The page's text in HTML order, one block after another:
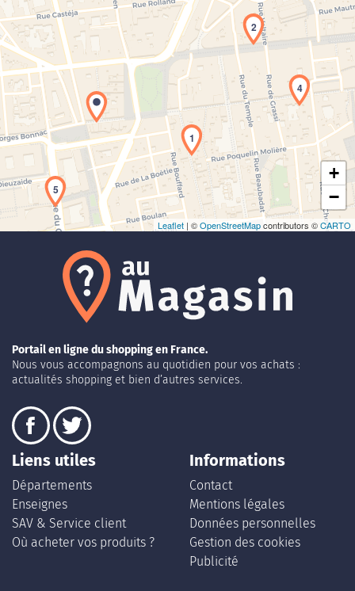
Chargement de la carte en cours...
1
2
4
5
+
−
Leaflet | ©OpenStreetMapcontributors ©CARTO
Portail en ligne du shopping en France.
Nous vous accompagnons au quotidien pour vos achats :
actualités shopping et bien d’autres services.
Liens utiles
Départements
Enseignes
SAV & Service client
Où acheter vos produits ?
Informations
Contact
Mentions légales
Données personnelles
Gestion des cookies
Publicité